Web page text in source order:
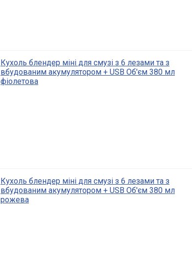
Кухоль блендер міні для смузі з 6 лезами та з
вбудованим акумулятором + USB Об'єм 380 мл
фіолетова
Кухоль блендер міні для смузі з 6 лезами та з
вбудованим акумулятором + USB Об'єм 380 мл
рожева